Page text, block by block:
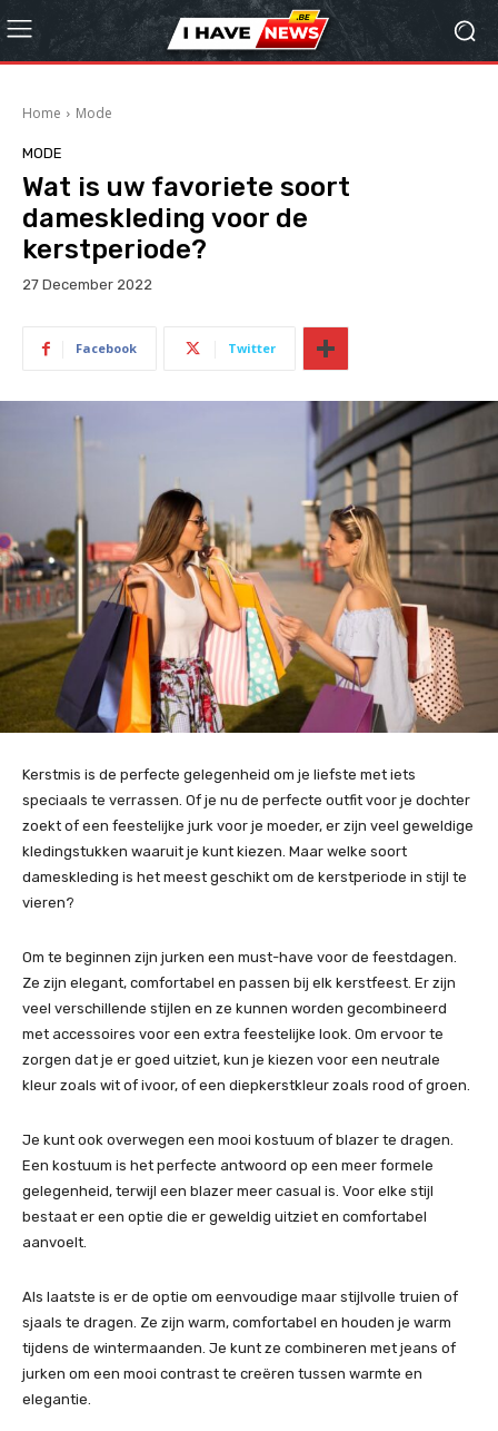
Home Mode
MODE
Wat is uw favoriete soort
dameskleding voor de
kerstperiode?
27 December 2022
Facebook Twitter
Kerstmis is de perfecte gelegenheid om je liefste met iets
speciaals te verrassen. Of je nu de perfecte outfit voor je dochter
zoekt of een feestelijke jurk voor je moeder, er zijn veel geweldige
kledingstukken waaruit je kunt kiezen. Maar welke soort
dameskleding is het meest geschikt om de kerstperiode in stijl te
vieren?
Om te beginnen zijn jurken een must-have voor de feestdagen.
Ze zijn elegant, comfortabel en passen bij elk kerstfeest. Er zijn
veel verschillende stijlen en ze kunnen worden gecombineerd
met accessoires voor een extra feestelijke look. Om ervoor te
zorgen dat je er goed uitziet, kun je kiezen voor een neutrale
kleur zoals wit of ivoor, of een diepkerstkleur zoals rood of groen.
Je kunt ook overwegen een mooi kostuum of blazer te dragen.
Een kostuum is het perfecte antwoord op een meer formele
gelegenheid, terwijl een blazer meer casual is. Voor elke stijl
bestaat er een optie die er geweldig uitziet en comfortabel
aanvoelt.
Als laatste is er de optie om eenvoudige maar stijlvolle truien of
sjaals te dragen. Ze zijn warm, comfortabel en houden je warm
tijdens de wintermaanden. Je kunt ze combineren met jeans of
jurken om een mooi contrast te creëren tussen warmte en
elegantie.